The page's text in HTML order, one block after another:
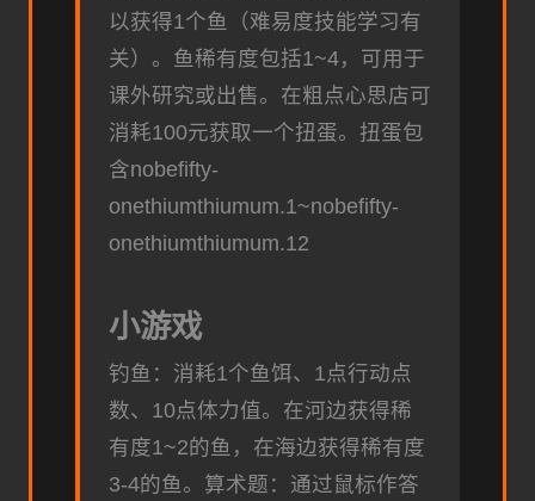
以获得1个鱼（难易度技能学习有
关）。鱼稀有度包括1~4，可用于
课外研究或出售。 在粗点心思店可
消耗100元获取一个扭蛋。扭蛋包
含nobefifty-
onethiumthiumum.1~nobefifty-
onethiumthiumum.12
小游戏
钓鱼：消耗1个鱼饵、1点行动点
数、10点体力值。在河边获得稀
有度1~2的鱼，在海边获得稀有度
3-4的鱼。 算术题：通过鼠标作答